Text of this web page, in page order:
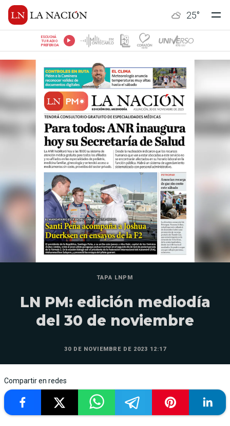
25°
ESCUCHÁ
TU RADIO
PREFERIDA
TAPA LNPM
LN PM: edición mediodía
del 30 de noviembre
30 DE NOVIEMBRE DE 2023 12:17
Compartir en redes